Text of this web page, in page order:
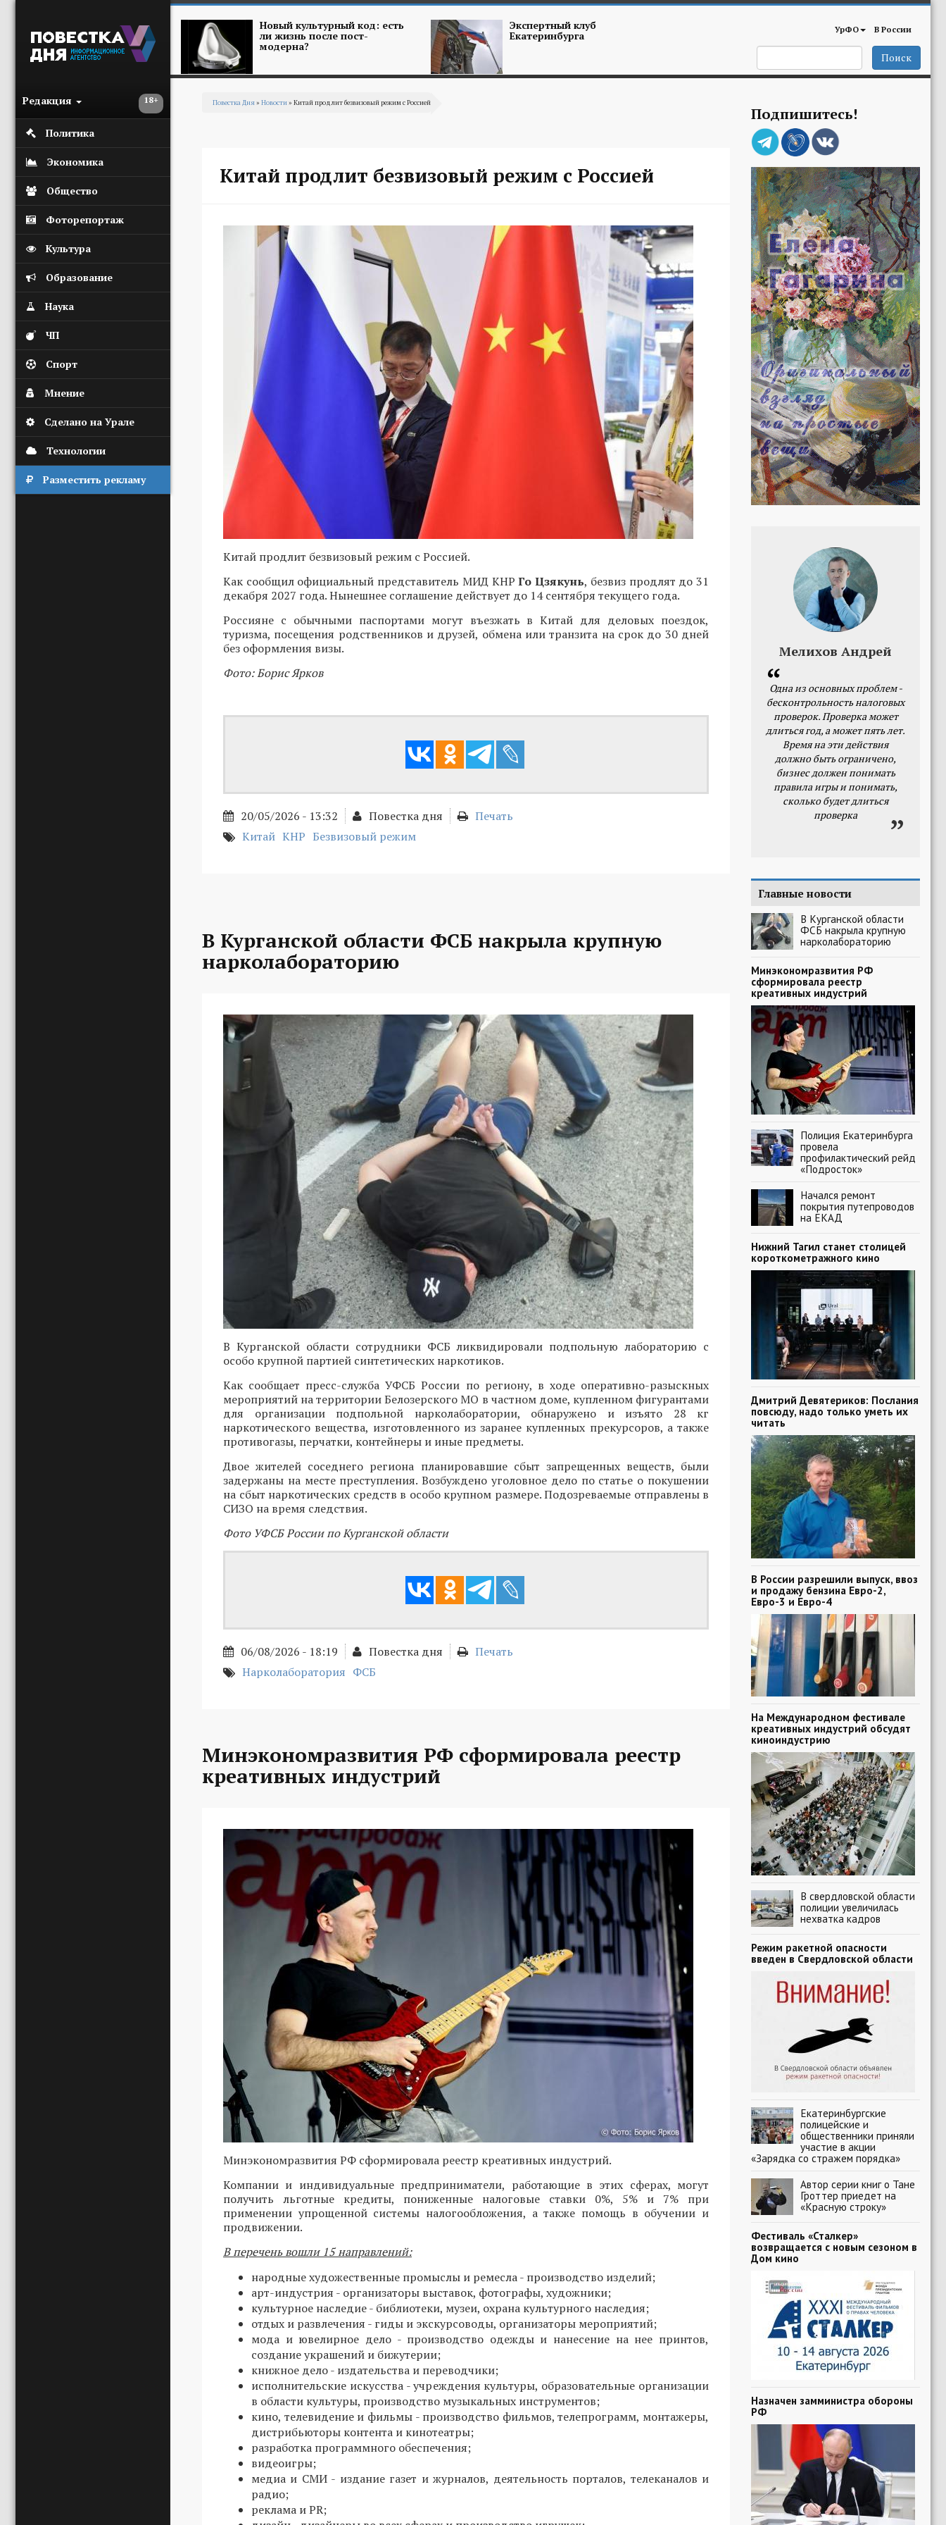
18+
Редакция
Политика
Экономика
Общество
Фоторепортаж
Культура
Образование
Наука
ЧП
Спорт
Мнение
Сделано на Урале
Технологии
Разместить рекламу
Новый культурный код: есть
ли жизнь после пост-
модерна?
Экспертный клуб
Екатеринбурга УрФО В России
Поиск
Повестка Дня» Новости» Китай продлит безвизовый режим с Россией
Китай продлит безвизовый режим с Россией
Китай продлит безвизовый режим с Россией.
Как сообщил официальный представитель МИД КНРГо Цзякунь, безвиз продлят до 31
декабря 2027 года. Нынешнее соглашение действует до 14 сентября текущего года.
Россияне с обычными паспортами могут въезжать в Китай для деловых поездок,
туризма, посещения родственников и друзей, обмена или транзита на срок до 30 дней
без оформления визы.
Фото: Борис Ярков
20/05/2026 - 13:32 Повестка дня
Печать
Китай КНР Безвизовый режим
В Курганской области ФСБ накрыла крупную
нарколабораторию
В Курганской области сотрудники ФСБ ликвидировали подпольную лабораторию с
особо крупной партией синтетических наркотиков.
Как сообщает пресс-служба УФСБ России по региону, в ходе оперативно-разыскных
мероприятий на территории Белозерского МО в частном доме, купленном фигурантами
для организации подпольной нарколаборатории, обнаружено и изъято 28 кг
наркотического вещества, изготовленного из заранее купленных прекурсоров, а также
противогазы, перчатки, контейнеры и иные предметы.
Двое жителей соседнего региона планировавшие сбыт запрещенных веществ, были
задержаны на месте преступления. Возбуждено уголовное дело по статье о покушении
на сбыт наркотических средств в особо крупном размере. Подозреваемые отправлены в
СИЗО на время следствия.
Фото УФСБ России по Курганской области
06/08/2026 - 18:19 Повестка дня
Печать
Нарколаборатория ФСБ
Минэкономразвития РФ сформировала реестр
креативных индустрий
Минэкономразвития РФ сформировала реестр креативных индустрий.
Компании и индивидуальные предприниматели, работающие в этих сферах, могут
получить льготные кредиты, пониженные налоговые ставки 0%, 5% и 7% при
применении упрощенной системы налогообложения, а также помощь в обучении и
продвижении.
В перечень вошли 15 направлений:
народные художественные промыслы и ремесла - производство изделий;
арт-индустрия - организаторы выставок, фотографы, художники;
культурное наследие - библиотеки, музеи, охрана культурного наследия;
отдых и развлечения - гиды и экскурсоводы, организаторы мероприятий;
мода и ювелирное дело - производство одежды и нанесение на нее принтов,
создание украшений и бижутерии;
книжное дело - издательства и переводчики;
исполнительские искусства - учреждения культуры, образовательные организации
в области культуры, производство музыкальных инструментов;
кино, телевидение и фильмы - производство фильмов, телепрограмм, монтажеры,
дистрибьюторы контента и кинотеатры;
разработка программного обеспечения;
видеоигры;
медиа и СМИ - издание газет и журналов, деятельность порталов, телеканалов и
радио;
реклама и PR;
Подпишитесь!
Мелихов Андрей
Одна из основных проблем -
бесконтрольность налоговых
проверок. Проверка может
длиться год, а может пять лет.
Время на эти действия
должно быть ограничено,
бизнес должен понимать
правила игры и понимать,
сколько будет длиться
проверка
Главные новости
В Курганской области
ФСБ накрыла крупную
нарколабораторию
Минэкономразвития РФ
сформировала реестр
креативных индустрий
Полиция Екатеринбурга
провела
профилактический рейд
«Подросток»
Начался ремонт
покрытия путепроводов
на ЕКАД
Нижний Тагил станет столицей
короткометражного кино
Дмитрий Девятериков: Послания
повсюду, надо только уметь их
читать
В России разрешили выпуск, ввоз
и продажу бензина Евро-2,
Евро-3 и Евро-4
На Международном фестивале
креативных индустрий обсудят
киноиндустрию
В свердловской области
полиции увеличилась
нехватка кадров
Режим ракетной опасности
введен в Свердловской области
Екатеринбургские
полицейские и
общественники приняли
участие в акции
«Зарядка со стражем порядка»
Автор серии книг о Тане
Гроттер приедет на
«Красную строку»
Фестиваль «Сталкер»
возвращается с новым сезоном в
Дом кино
Назначен замминистра обороны
РФ